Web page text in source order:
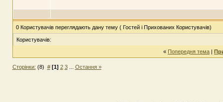
0 Користувачів переглядають дану тему ( Гостей і Прихованих Користувачів)
Користувачів:
« Попередня тема |
Сторінки: (8) # [1] 2 3... Остання »